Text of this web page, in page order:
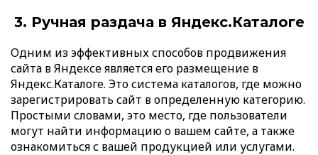
3. Ручная раздача в Яндекс.Каталоге
Одним из эффективных способов продвижения
сайта в Яндексе является его размещение в
Яндекс.Каталоге. Это система каталогов, где можно
зарегистрировать сайт в определенную категорию.
Простыми словами, это место, где пользователи
могут найти информацию о вашем сайте, а также
ознакомиться с вашей продукцией или услугами.